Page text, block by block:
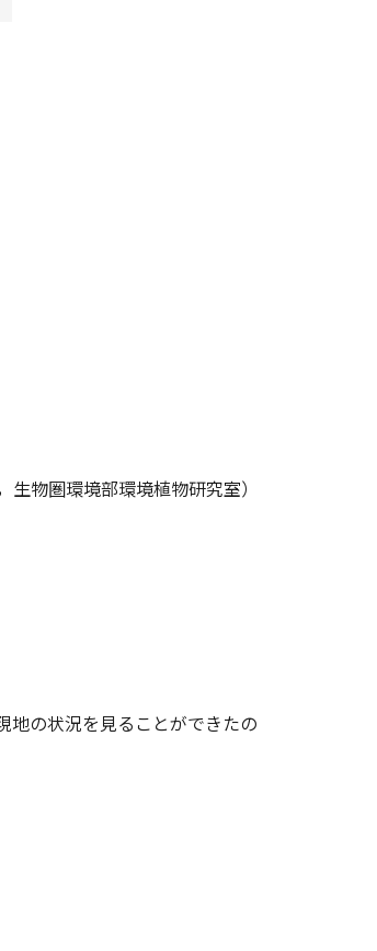
生物圏環境部環境植物研究室）
地の状況を見ることができたの